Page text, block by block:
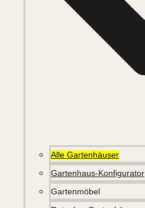
Alle Gartenhäuser
Gartenhaus-Konfigurator
Gartenmöbel